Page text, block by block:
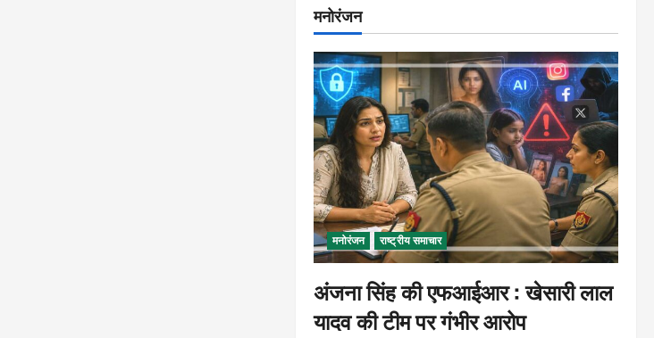
मनोरंजन
मनोरंजन राष्ट्रीय समाचार
अंजना सिंह की एफआईआर : खेसारी लाल
यादव की टीम पर गंभीर आरोप